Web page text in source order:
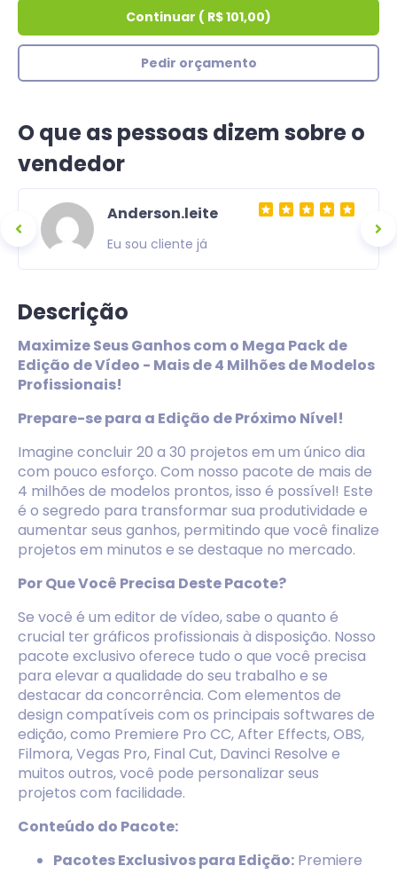
Continuar ( R$ 101,00)
Pedir orçamento
O que as pessoas dizem sobre o
vendedor
Anderson.leite
Eu sou cliente já
Descrição
Maximize Seus Ganhos com o Mega Pack de
Edição de Vídeo - Mais de 4 Milhões de Modelos
Profissionais!
Prepare-se para a Edição de Próximo Nível!
Imagine concluir 20 a 30 projetos em um único dia
com pouco esforço. Com nosso pacote de mais de
4 milhões de modelos prontos, isso é possível! Este
é o segredo para transformar sua produtividade e
aumentar seus ganhos, permitindo que você finalize
projetos em minutos e se destaque no mercado.
Por Que Você Precisa Deste Pacote?
Se você é um editor de vídeo, sabe o quanto é
crucial ter gráficos profissionais à disposição. Nosso
pacote exclusivo oferece tudo o que você precisa
para elevar a qualidade do seu trabalho e se
destacar da concorrência. Com elementos de
design compatíveis com os principais softwares de
edição, como Premiere Pro CC, After Effects, OBS,
Filmora, Vegas Pro, Final Cut, Davinci Resolve e
muitos outros, você pode personalizar seus
projetos com facilidade.
Conteúdo do Pacote:
Pacotes Exclusivos para Edição: Premiere